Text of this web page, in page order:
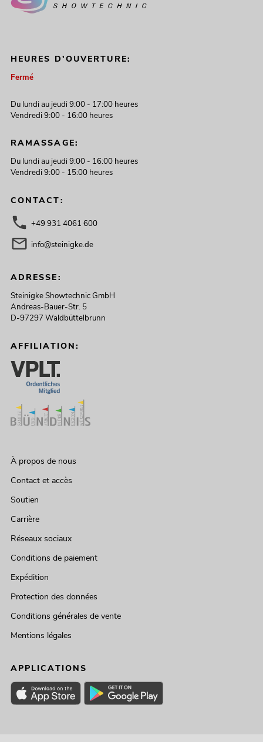
HEURES D'OUVERTURE:
Fermé
Du lundi au jeudi 9:00 - 17:00 heures
Vendredi 9:00 - 16:00 heures
RAMASSAGE:
Du lundi au jeudi 9:00 - 16:00 heures
Vendredi 9:00 - 15:00 heures
CONTACT:
+49 931 4061 600
info@steinigke.de
ADRESSE:
Steinigke Showtechnic GmbH
Andreas-Bauer-Str. 5
D-97297 Waldbüttelbrunn
AFFILIATION:
À propos de nous
Contact et accès
Soutien
Carrière
Réseaux sociaux
Conditions de paiement
Expédition
Protection des données
Conditions générales de vente
Mentions légales
APPLICATIONS